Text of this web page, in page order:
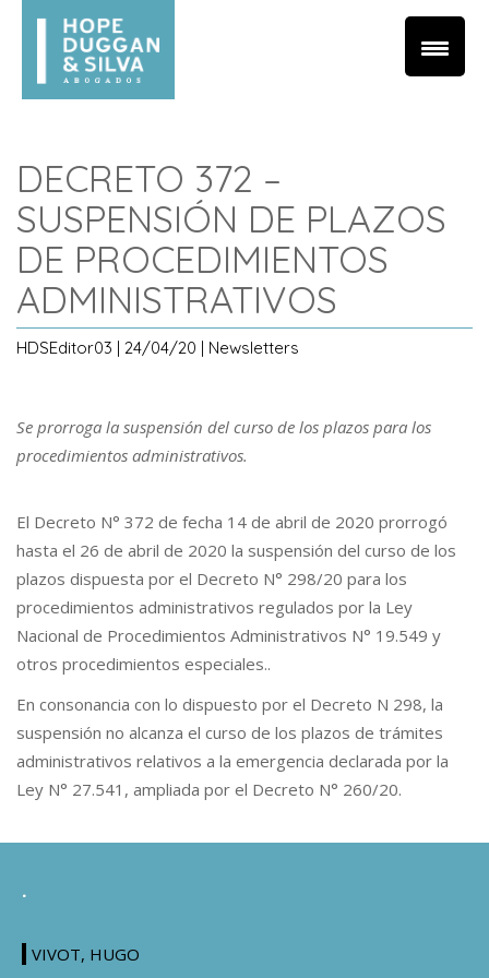
DECRETO 372 –
SUSPENSIÓN DE PLAZOS
DE PROCEDIMIENTOS
ADMINISTRATIVOS
HDSEditor03 | 24/04/20 | Newsletters
Se prorroga la suspensión del curso de los plazos para los
procedimientos administrativos.
El Decreto N° 372 de fecha 14 de abril de 2020 prorrogó
hasta el 26 de abril de 2020 la suspensión del curso de los
plazos dispuesta por el Decreto N° 298/20 para los
procedimientos administrativos regulados por la Ley
Nacional de Procedimientos Administrativos N° 19.549 y
otros procedimientos especiales..
En consonancia con lo dispuesto por el Decreto N 298, la
suspensión no alcanza el curso de los plazos de trámites
administrativos relativos a la emergencia declarada por la
Ley N° 27.541, ampliada por el Decreto N° 260/20.
.
VIVOT, HUGO